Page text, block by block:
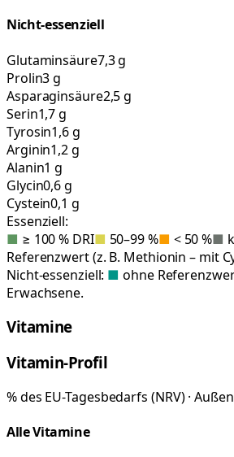
Nicht-essenziell
Glutaminsäure7,3 g
Prolin3 g
Asparaginsäure2,5 g
Serin1,7 g
Tyrosin1,6 g
Arginin1,2 g
Alanin1 g
Glycin0,6 g
Cystein0,1 g
Essenziell:
■ ≥ 100 % DRI■ 50–99 %■ < 50 %■
Referenzwert (z. B. Methionin – mit
Nicht-essenziell: ■ ohne
Erwachsene.
Vitamine
Vitamin-Profil
% des EU-Tagesbedarfs (NRV) ·
Alle Vitamine